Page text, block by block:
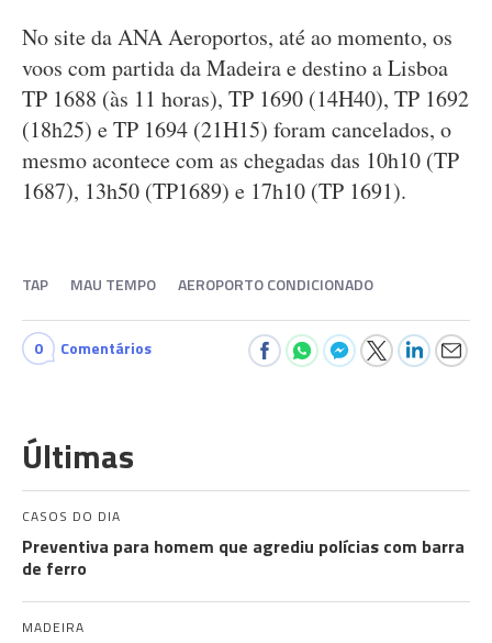
No site da ANA Aeroportos, até ao momento, os
voos com partida da Madeira e destino a Lisboa
TP 1688 (às 11 horas), TP 1690 (14H40), TP 1692
(18h25) e TP 1694 (21H15) foram cancelados, o
mesmo acontece com as chegadas das 10h10 (TP
1687), 13h50 (TP1689) e 17h10 (TP 1691).
TAP MAU TEMPO AEROPORTO CONDICIONADO
0 Comentários
Últimas
CASOS DO DIA
Preventiva para homem que agrediu polícias com barra
de ferro
MADEIRA